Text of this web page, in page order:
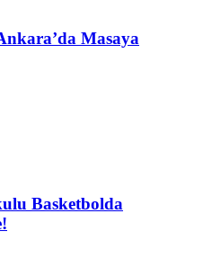
Masaya
Basketbolda